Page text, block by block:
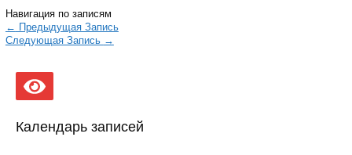
Навигация по записям
← Предыдущая Запись
Следующая Запись →
Календарь записей